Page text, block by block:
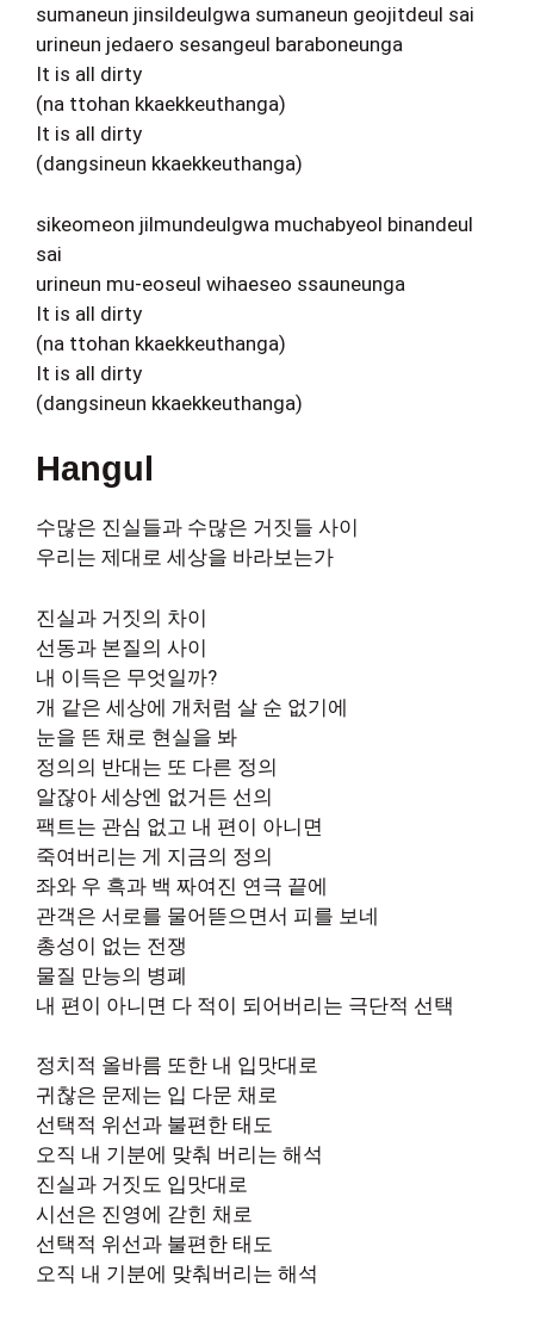
sumaneun jinsildeulgwa sumaneun geojitdeul sai
urineun jedaero sesangeul baraboneunga
It is all dirty
(na ttohan kkaekkeuthanga)
It is all dirty
(dangsineun kkaekkeuthanga)
sikeomeon jilmundeulgwa muchabyeol binandeul
sai
urineun mu-eoseul wihaeseo ssauneunga
It is all dirty
(na ttohan kkaekkeuthanga)
It is all dirty
(dangsineun kkaekkeuthanga)
Hangul
수많은 진실들과 수많은 거짓들 사이
우리는 제대로 세상을 바라보는가
진실과 거짓의 차이
선동과 본질의 사이
내 이득은 무엇일까?
개 같은 세상에 개처럼 살 순 없기에
눈을 뜬 채로 현실을 봐
정의의 반대는 또 다른 정의
알잖아 세상엔 없거든 선의
팩트는 관심 없고 내 편이 아니면
죽여버리는 게 지금의 정의
좌와 우 흑과 백 짜여진 연극 끝에
관객은 서로를 물어뜯으면서 피를 보네
총성이 없는 전쟁
물질 만능의 병폐
내 편이 아니면 다 적이 되어버리는 극단적 선택
정치적 올바름 또한 내 입맛대로
귀찮은 문제는 입 다문 채로
선택적 위선과 불편한 태도
오직 내 기분에 맞춰 버리는 해석
진실과 거짓도 입맛대로
시선은 진영에 갇힌 채로
선택적 위선과 불편한 태도
오직 내 기분에 맞춰버리는 해석